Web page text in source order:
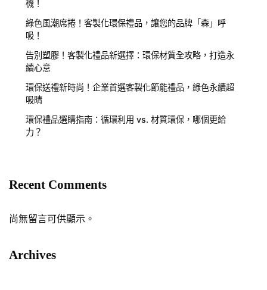
機！
綠色風潮席捲！客製化環保禮品，讓您的品牌「森」呼
吸！
告別塑膠！客製化禮品新選擇：環保材質全攻略，打造永
續心意
環保送禮新時尚！企業首選客製化節能禮品，綠色永續超
吸睛
環保禮品選購指南：循環利用 vs. 材質環保，哪個更給
力？
Recent Comments
尚無留言可供顯示。
Archives